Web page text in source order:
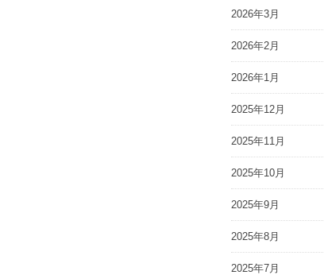
2026年3月
2026年2月
2026年1月
2025年12月
2025年11月
2025年10月
2025年9月
2025年8月
2025年7月